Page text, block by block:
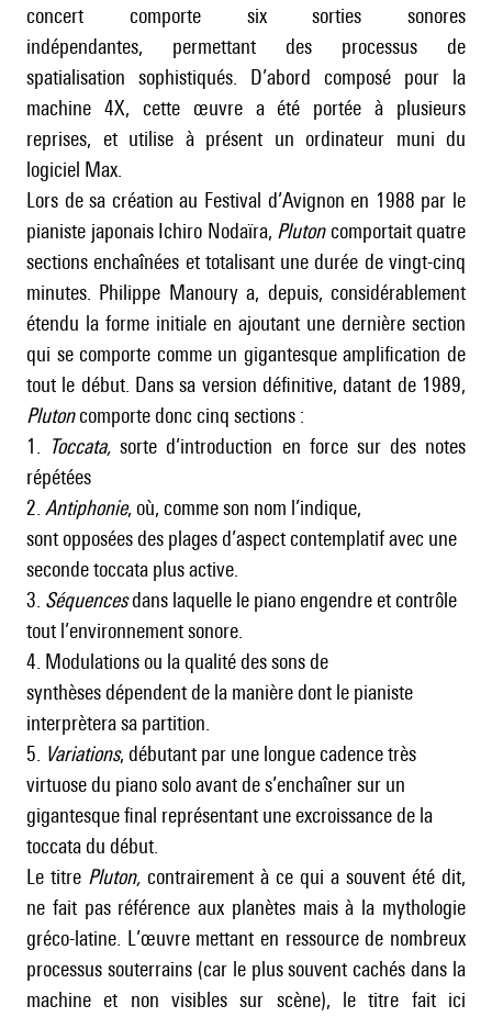
concert comporte six sorties sonores
indépendantes, permettant des processus de
spatialisation sophistiqués. D’abord composé pour la
machine 4X, cette œuvre a été portée à plusieurs
reprises, et utilise à présent un ordinateur muni du
logiciel Max.
Lors de sa création au Festival d’Avignon en 1988 par le
pianiste japonais Ichiro Nodaïra, Pluton comportait quatre
sections enchaînées et totalisant une durée de vingt-cinq
minutes. Philippe Manoury a, depuis, considérablement
étendu la forme initiale en ajoutant une dernière section
qui se comporte comme un gigantesque amplification de
tout le début. Dans sa version définitive, datant de 1989,
Plutoncomporte donc cinq sections :
1.
Toccata,sorte d’introduction en force sur des notes
répétées
2. Antiphonie, où, comme son nom l’indique,
sont opposées des plages d’aspect contemplatif avec une
seconde toccata plus active.
3. Séquencesdans laquelle le piano engendre et contrôle
tout l’environnement sonore.
4. Modulations ou la qualité des sons de
synthèses dépendent de la manière dont le pianiste
interprètera sa partition.
5. Variations, débutant par une longue cadence très
virtuose du piano solo avant de s’enchaîner sur un
gigantesque final représentant une excroissance de la
toccata du début.
Le titre Pluton, contrairement à ce qui a souvent été dit,
ne fait pas référence aux planètes mais à la mythologie
gréco-latine. L’œuvre mettant en ressource de nombreux
processus souterrains (car le plus souvent cachés dans la
machine et non visibles sur scène), le titre fait ici